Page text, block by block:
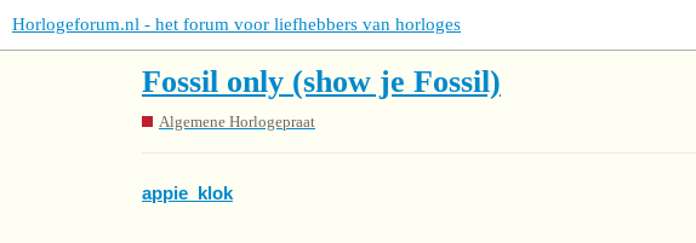
Horlogeforum.nl - het forum voor liefhebbers van horloges
Fossil only (show je Fossil)
Algemene Horlogepraat
appie_klok